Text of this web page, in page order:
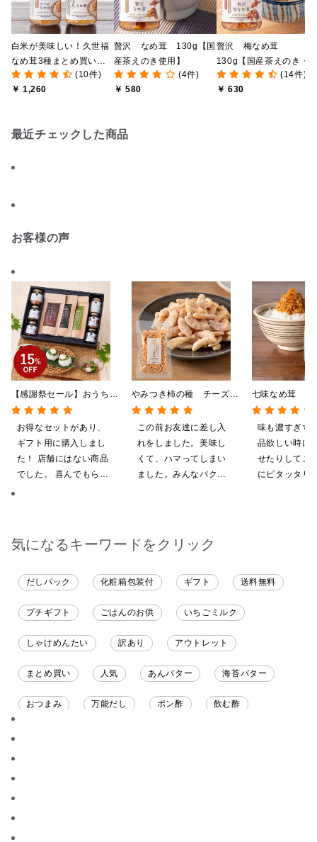
白米が美味しい！久世福
なめ茸3種まとめ買い
【のし・ラッピング・化
粧箱詰め不可】
(10件)
￥ 1,260
贅沢 なめ茸 130g【国
産茶えのき使用】
(4件)
￥ 580
贅沢 梅なめ茸
130g【国産茶えのき・
産梅肉使用】
(14件)
￥ 630
最近チェックした商品
お客様の声
七味なめ茸 信
「八幡屋礒五郎
辛子入り
味も濃すぎず
品欲しい時に
せたりしてご
にピタッタリ
やみつき柿の種 チーズと
黒胡椒 85g
この前お友達に差し入
れをしました。美味し
くて、ハマってしまい
ました。みんなパクパ
【感謝祭セール】おうちで
贅沢ごはんギフト【送料無
料/沖縄県送料別途】【化
粧箱包装付/オンライン限
定】
お得なセットがあり、
ギフト用に購入しまし
た！ 店舗にはない商品
でした。 喜んでもらえ
気になるキーワードをクリック
だしパック 化粧箱包装付 ギフト 送料無料
プチギフト ごはんのお供 いちごミルク
しゃけめんたい 訳あり アウトレット
まとめ買い 人気 あんバター 海苔バター
おつまみ 万能だし ポン酢 飲む酢